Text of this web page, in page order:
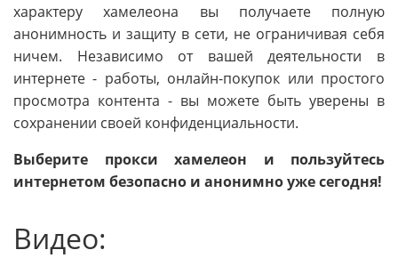
характеру хамелеона вы получаете полную
анонимность и защиту в сети, не ограничивая себя
ничем. Независимо от вашей деятельности в
интернете - работы, онлайн-покупок или простого
просмотра контента - вы можете быть уверены в
сохранении своей конфиденциальности.
Выберите прокси хамелеон и пользуйтесь
интернетом безопасно и анонимно уже сегодня!
Видео: